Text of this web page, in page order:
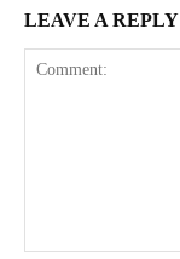
LEAVE A REPLY